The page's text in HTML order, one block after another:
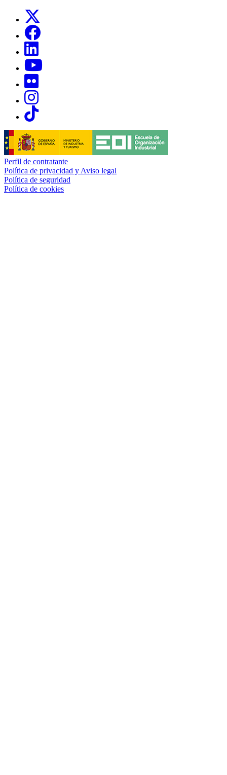
Links, Opens in this window
Links, Opens in this window
Links, Opens in this window
Links, Opens in this window
Links, Opens in this window
Perfil de contratante
Política de privacidad y Aviso legal
Política de seguridad
Política de cookies